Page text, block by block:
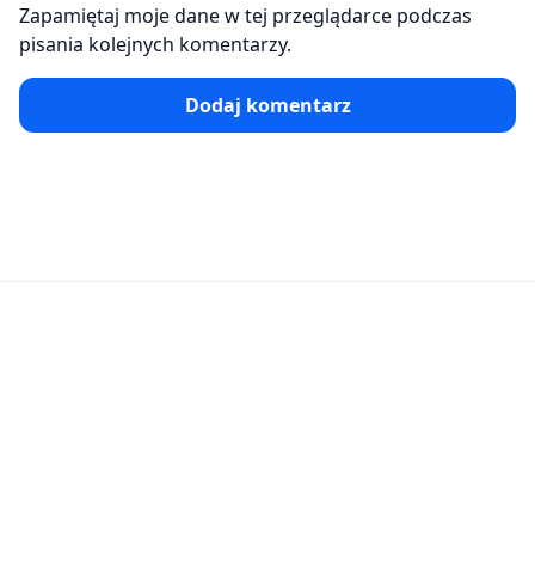
Zapamiętaj moje dane w tej przeglądarce podczas
pisania kolejnych komentarzy.
Dodaj komentarz